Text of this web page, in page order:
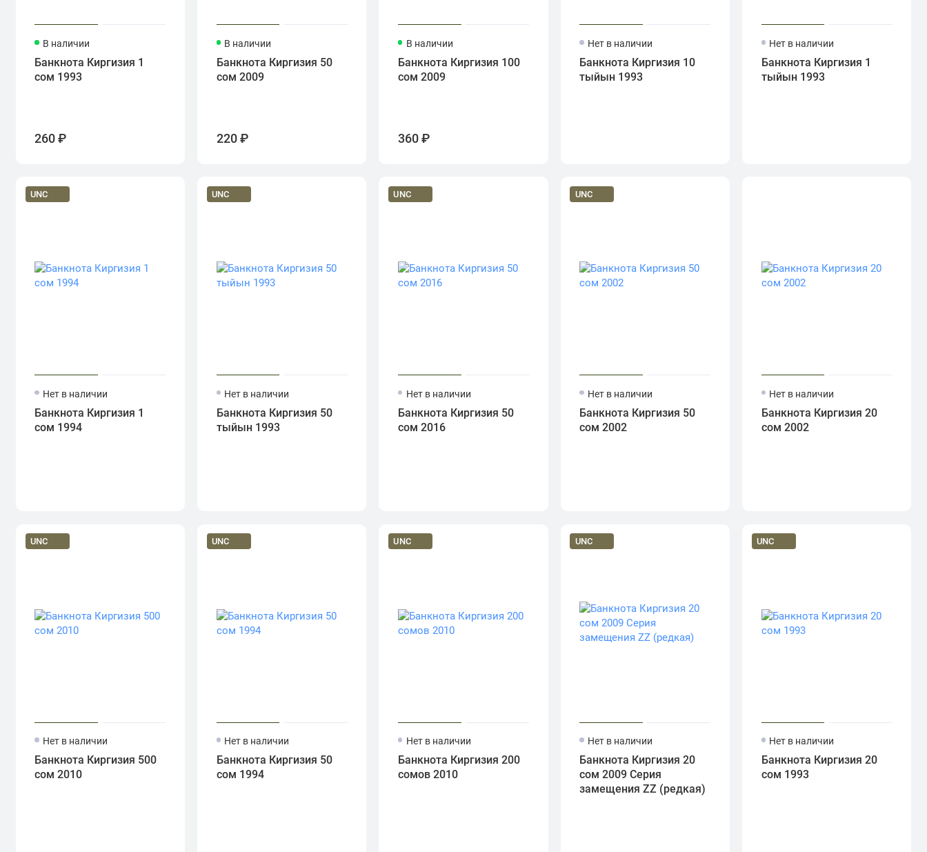
В наличии
Банкнота Киргизия 1
сом 1993
260 ₽
В наличии
Банкнота Киргизия 50
сом 2009
220 ₽
В наличии
Банкнота Киргизия 100
сом 2009
360 ₽
Нет в наличии
Банкнота Киргизия 10
тыйын 1993
Нет в наличии
Банкнота Киргизия 1
тыйын 1993
UNC
Нет в наличии
Банкнота Киргизия 1
сом 1994
UNC
Нет в наличии
Банкнота Киргизия 50
тыйын 1993
UNC
Нет в наличии
Банкнота Киргизия 50
сом 2016
UNC
Нет в наличии
Банкнота Киргизия 50
сом 2002
Нет в наличии
Банкнота Киргизия 20
сом 2002
UNC
Нет в наличии
Банкнота Киргизия 500
сом 2010
UNC
Нет в наличии
Банкнота Киргизия 50
сом 1994
UNC
Нет в наличии
Банкнота Киргизия 200
сомов 2010
UNC
Нет в наличии
Банкнота Киргизия 20
сом 2009 Серия
замещения ZZ (редкая)
UNC
Нет в наличии
Банкнота Киргизия 20
сом 1993